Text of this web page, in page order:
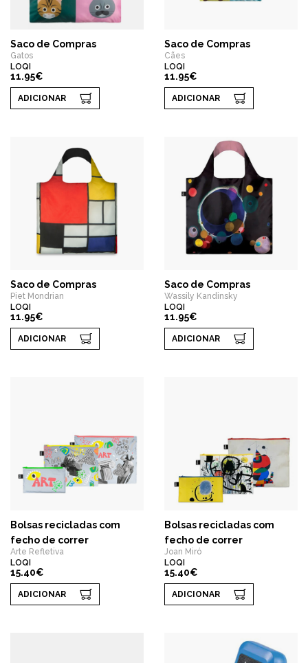
Saco de Compras
Gatos
LOQI
11.95€
ADICIONAR
Saco de Compras
Cães
LOQI
11.95€
ADICIONAR
Saco de Compras
Piet Mondrian
LOQI
11.95€
ADICIONAR
Saco de Compras
Wassily Kandinsky
LOQI
11.95€
ADICIONAR
Bolsas recicladas com
fecho de correr
Arte Refletiva
LOQI
15.40€
ADICIONAR
Bolsas recicladas com
fecho de correr
Joan Miró
LOQI
15.40€
ADICIONAR